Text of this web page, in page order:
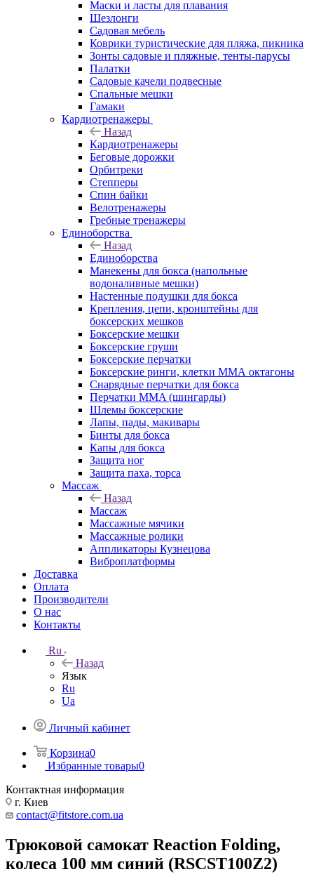
Маски и ласты для плавания
Шезлонги
Садовая мебель
Коврики туристические для пляжа, пикника
Зонты садовые и пляжные, тенты-парусы
Палатки
Садовые качели подвесные
Спальные мешки
Гамаки
Кардиотренажеры
Назад
Кардиотренажеры
Беговые дорожки
Орбитреки
Степперы
Спин байки
Велотренажеры
Гребные тренажеры
Единоборства
Назад
Единоборства
Манекены для бокса (напольные
водоналивные мешки)
Настенные подушки для бокса
Крепления, цепи, кронштейны для
боксерских мешков
Боксерские мешки
Боксерские груши
Боксерские перчатки
Боксерские ринги, клетки ММА октагоны
Снарядные перчатки для бокса
Перчатки MMA (шингарды)
Шлемы боксерские
Лапы, пады, макивары
Бинты для бокса
Капы для бокса
Защита ног
Защита паха, торса
Массаж
Назад
Массаж
Массажные мячики
Массажные ролики
Аппликаторы Кузнецова
Виброплатформы
Доставка
Оплата
Производители
О нас
Контакты
Ru
Назад
Язык
Ru
Ua
Личный кабинет
Корзина0
Избранные товары0
Контактная информация
г. Киев
contact@fitstore.com.ua
Трюковой самокат Reaction Folding,
колеса 100 мм синий (RSCST100Z2)